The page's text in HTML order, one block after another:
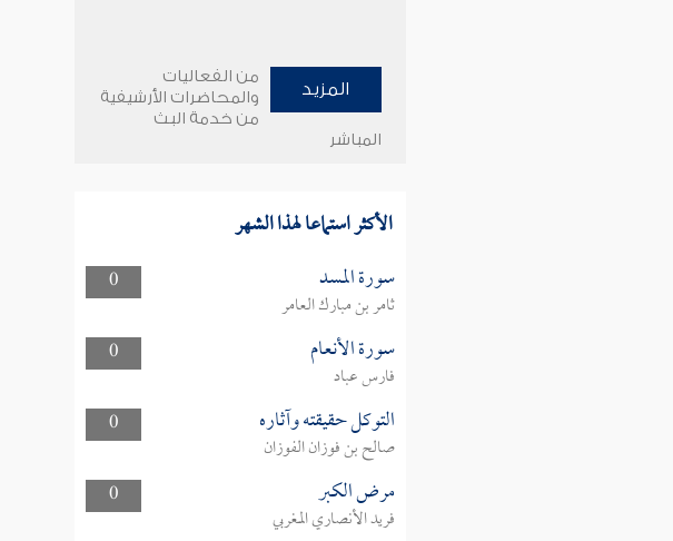
المزيد
من الفعاليات
والمحاضرات الأرشيفية
من خدمة البث
المباشر
الأكثر استماعا لهذا الشهر
0 سورة المسد
ثامر بن مبارك العامر
0
سورة الأنعام
فارس عباد
0
التوكل حقيقته وآثاره
صالح بن فوزان الفوزان
0
مرض الكبر
فريد الأنصاري المغربي